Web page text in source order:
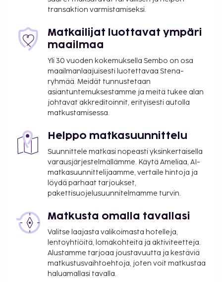
Seuraavat palvelut ovat saatavilla: ilmainen
juhlasali. Hotelli tarjoaa asiakkailleen huonepalvelun
(rajoitettuina aikoina). Baarissa voit nauttia raikasta
tarjoillaan arkipäivisin klo 7.00–10.30 ja
viikonloppuisin klo 7.30–11.00. Tämän
majoituspaikan virallisen tähtiluokituksen on
myöntänyt Ranskan turismin kehitysjärjestö ATOUT.
Majoituspaikka veloittaa seuraavat paikan päällä
suoritettavat maksut. Maksuihin saattaa sisältyä
sovellettavat verot:
Kaupungin perimä vero: 8.45 EUR per henkilö
per yö. Tätä veroa ei peritä alle 18 vuotta
vanhoilta lapsilta.
ilmoittamat maksut.
Maksu buffetaamiaisesta: noin 20 EUR per
henkilö
Aikainen sisäänkirjautuminen on saatavilla
lisämaksusta (saatavuuden mukaan)
Myöhäinen uloskirjautuminen on saatavilla
transaktion varmistamiseksi.
Matkailijat luottavat ympäri
maailmaa
Yli 30 vuoden kokemuksella Sembo on osa
maailmanlaajuisesti luotettavaa Stena-
ryhmää. Meidät tunnustetaan
asiantuntemuksestamme ja meitä tukee alan
johtavat akkreditoinnit, erityisesti autolla
matkustamisessa.
Helppo matkasuunnittelu
Suunnittele matkasi nopeasti yksinkertaisella
varausjärjestelmällämme. Käytä Ameliaa, AI-
matkasuunnittelijaamme, vertaile hintoja ja
löydä parhaat tarjoukset,
pakettisuojelusuunnitelmamme turvin.
Matkusta omalla tavallasi
Valitse laajasta valikoimasta hotelleja,
lentoyhtiöitä, lomakohteita ja aktiviteetteja.
Alustamme tarjoaa joustavuutta ja kestäviä
matkustusvaihtoehtoja, joten voit matkustaa
haluamallasi tavalla.